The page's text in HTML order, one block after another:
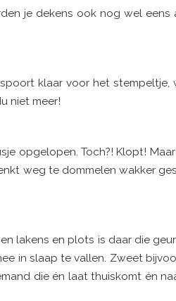
je dekens ook nog wel eens
klaar voor het
niet meer!
opgelopen. Toch?! Klopt!
weg te dommelen wakker
lakens en plots is daar die
in slaap te vallen. Zweet
die én laat thuiskomt én